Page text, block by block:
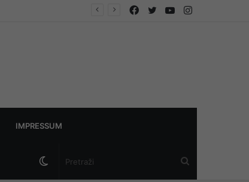
Instagram
YouTube
Twitter
Facebook
IMPRESSUM
Switch